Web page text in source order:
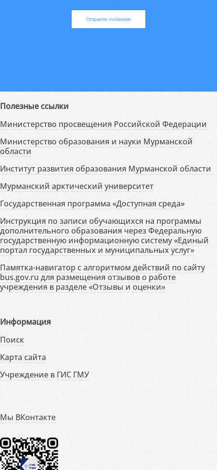
Отправить сообщение
Полезные ссылки
Министерство просвещения Российской Федерации
Министерство образования и науки Мурманской
области
Институт развития образования Мурманской области
Мурманский арктический университет
Государственная программа «Доступная среда»
Инструкция по записи обучающихся на программы
дополнительного образования через Федеральную
государственную информационную систему «Единый
портал государственных и муниципальных услуг»
Памятка-навигатор с алгоритмом действий по сайту
bus.gov.ru для размещения отзывов о работе
учреждения в разделе «Отзывы и оценки»
Информация
Поиск
Карта сайта
Учреждение в ГИС ГМУ
Мы ВКонтакте